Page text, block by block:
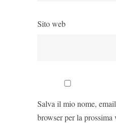
Sito web
Salva il mio nome,
browser per la prossima